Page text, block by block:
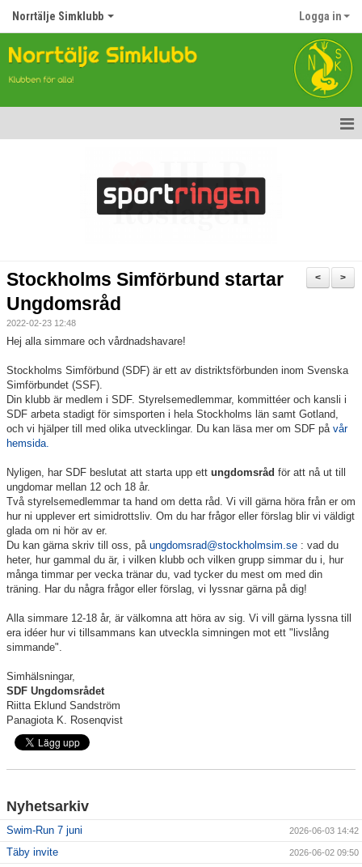
Norrtälje Simklubb Logga in
Anmälan till Simklubben
Klubbkollektion
>
<
Stockholms Simförbund startar
Ungdomsråd
2022-02-23 12:48
Hej alla simmare och vårdnadshavare!
Stockholms Simförbund (SDF) är ett av distriktsförbunden inom Svenska
Simförbundet (SSF).
Din klubb är medlem i SDF. Styrelsemedlemmar, kommittéer och kansli i
SDF arbeta stadigt för simsporten i hela Stockholms län samt Gotland,
och vi hjälper till med olika utvecklingar. Du kan läsa mer om SDF på vår
hemsida.
Nyligen, har SDF beslutat att starta upp ett ungdomsråd för att nå ut till
ungdomar mellan 12 och 18 år.
Två styrelsemedlemmar ta hand om detta råd. Vi vill gärna höra från er om
hur ni upplever ert simidrottsliv. Om du har frågor eller förslag blir vi väldigt
glada om ni hör av er.
Du kan gärna skriv till oss, på ungdomsrad@stockholmsim.se : vad du
heter, hur gammal du är, i vilken klubb och vilken grupp simmar du i, hur
många timmar per vecka tränar du, vad tycker du mest om med din
träning. Har du några frågor eller förslag, vi lyssnar gärna på dig!
Alla simmare 12-18 år, är välkomna att höra av sig. Vi vill gärna lyssna till
era idéer hur vi tillsammans kan utveckla simningen mot ett "livslång
simmande".
Simhälsningar,
SDF Ungdomsrådet
Riitta Eklund Sandström
Panagiota K. Rosenqvist
Nyhetsarkiv
Swim-Run 7 juni 2026-06-03 14:42
Täby invite 2026-06-02 09:50